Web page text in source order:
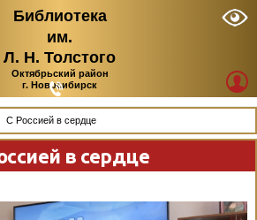
Библиотека
им.
Л. Н. Толстого
Октябрьский район
г. Новосибирск
С Россией в сердце
в сердце